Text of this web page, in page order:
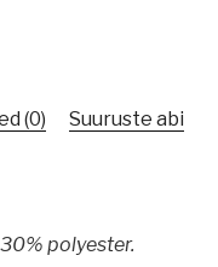
(0) Suuruste abi
polyester.